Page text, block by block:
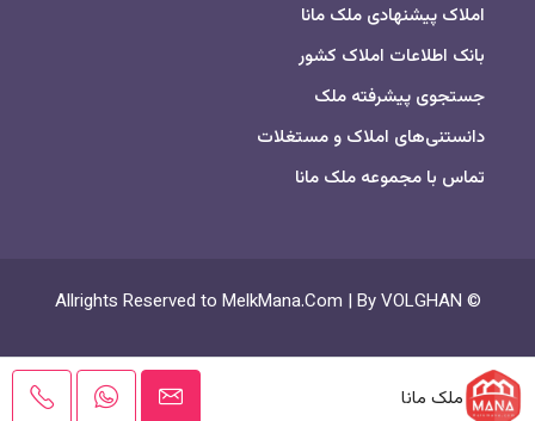
ملک مانا
املاک پیشنهادی ملک مانا
بانک اطلاعات املاک کشور
جستجوی پیشرفته ملک
دانستنی‌های املاک و مستغلات
تماس با مجموعه ملک مانا
© Allrights Reserved to MelkMana.Com | By VOLGHAN